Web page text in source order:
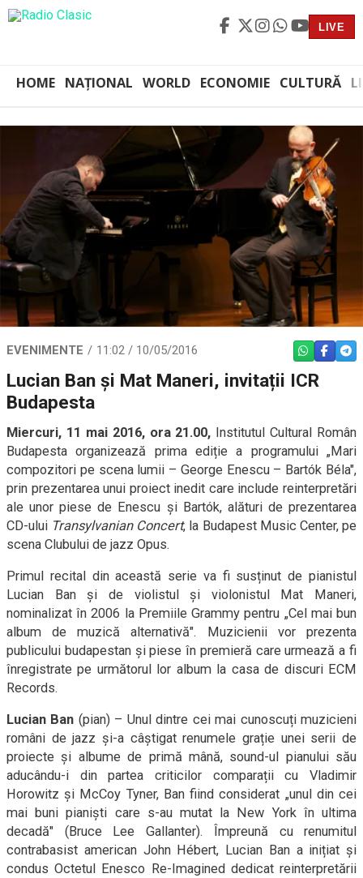
LIVE
HOME NAȚIONAL WORLD ECONOMIE CULTURĂ
EVENIMENTE 11:02 / 10/05/2016 WHATSAPP
Lucian Ban şi Mat Maneri, invitații ICR
Budapesta
Miercuri, 11 mai 2016, ora 21.00, Institutul Cultural Român
Budapesta organizează prima ediție a programului „Mari
compozitori pe scena lumii – George Enescu – Bartók Béla",
prin prezentarea unui proiect inedit care include reinterpretări
ale unor piese de Enescu și Bartók, alături de prezentarea
CD-ului Transylvanian Concert, la Budapest Music Center, pe
scena Clubului de jazz Opus.
Primul recital din această serie va fi susținut de pianistul
Lucian Ban și de violistul şi violonistul Mat Maneri,
nominalizat în 2006 la Premiile Grammy pentru „Cel mai bun
album de muzică alternativă". Muzicienii vor prezenta
publicului budapestan şi piese în premieră care urmează a fi
înregistrate pe următorul lor album la casa de discuri ECM
Records.
Lucian Ban (pian) – Unul dintre cei mai cunoscuți muzicieni
români de jazz și-a câștigat renumele grație unei serii de
proiecte și albume de primă mână, sound-ul pianului său
aducându-i din partea criticilor comparații cu Vladimir
Horowitz şi McCoy Tyner, Ban fiind considerat „unul din cei
mai buni pianiști care s-au mutat la New York în ultima
decadă" (Bruce Lee Gallanter). Împreună cu renumitul
contrabasist american John Hébert, Lucian Ban a inițiat și
condus Octetul Enesco Re-Imagined dedicat reinterpretării